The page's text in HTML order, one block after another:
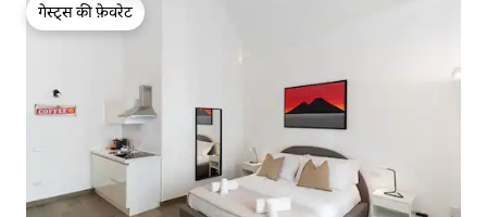
गेस्ट्स की फ़ेवरेट
गेस्ट्स की फ़ेवरेट